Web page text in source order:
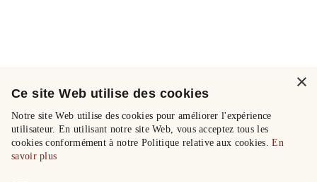
×
Ce site Web utilise des cookies
Notre site Web utilise des cookies pour améliorer l'expérience
utilisateur. En utilisant notre site Web, vous acceptez tous les
cookies conformément à notre Politique relative aux cookies.En
savoir plus